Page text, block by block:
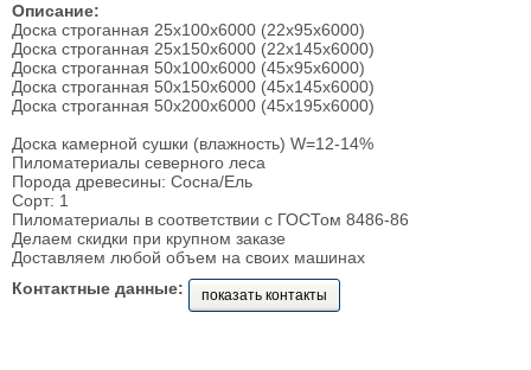
Описание:
Доска строганная 25x100x6000 (22x95x6000)
Доска строганная 25x150x6000 (22x145x6000)
Доска строганная 50x100x6000 (45x95x6000)
Доска строганная 50x150x6000 (45x145x6000)
Доска строганная 50x200x6000 (45x195x6000)
Доска камерной сушки (влажность) W=12-14%
Пиломатериалы северного леса
Порода древесины: Сосна/Ель
Сорт: 1
Пиломатериалы в соответствии с ГОСТом 8486-86
Делаем скидки при крупном заказе
Доставляем любой объем на своих машинах
Контактные данные:
показать контакты